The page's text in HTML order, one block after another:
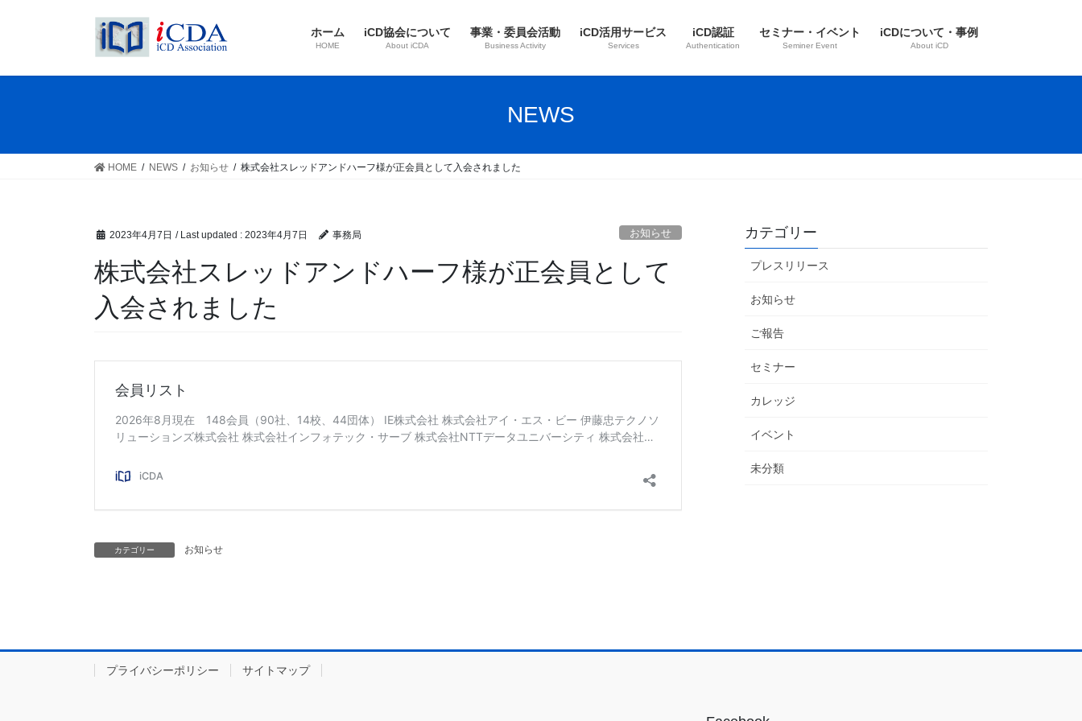
ホーム
HOME
iCD協会について
About iCDA
事業・委員会活動
Business Activity
iCD活用サービス
Services
iCD認証
Authentication
セミナー・イベント
Seminer Event
iCDについて・事例
About iCD
NEWS
HOME NEWS お知らせ 株式会社スレッドアンドハーフ様が正会員として入会されました
2023年4月7日 / Last updated : 2023年4月7日 事務局 お知らせ
株式会社スレッドアンドハーフ様が正会員として
入会されました
カテゴリー お知らせ
カテゴリー
プレスリリース
お知らせ
ご報告
セミナー
カレッジ
イベント
未分類
プライバシーポリシー サイトマップ